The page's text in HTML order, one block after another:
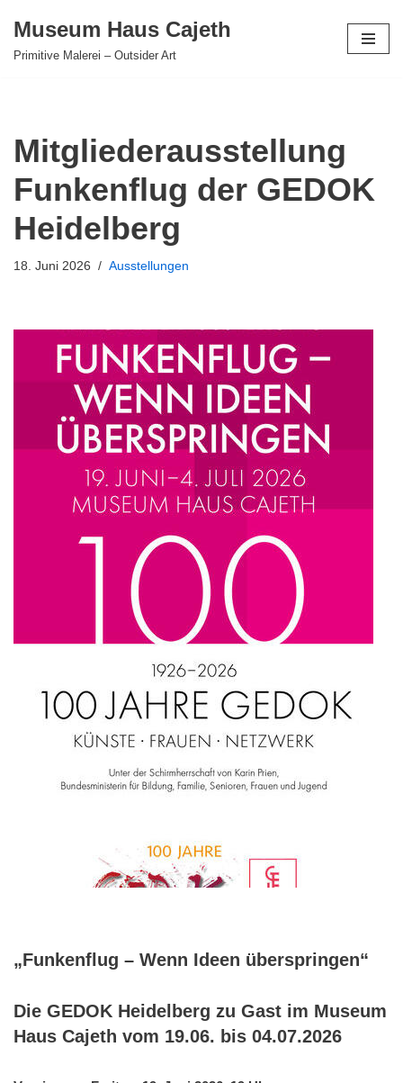
Zum
Museum Haus Cajeth
Primitive Malerei – Outsider Art
Mitgliederausstellung
Funkenflug der GEDOK
Heidelberg
18. Juni 2026 Ausstellungen
„Funkenflug – Wenn Ideen überspringen“
Die GEDOK Heidelberg zu Gast im Museum
Haus Cajeth vom 19.06. bis 04.07.2026